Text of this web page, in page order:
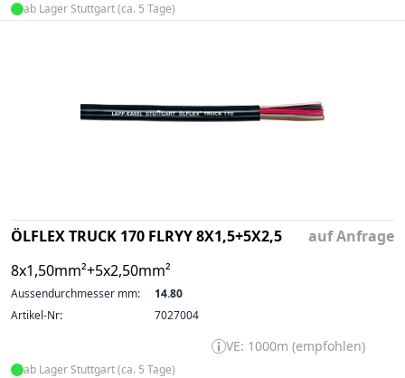
ab Lager Stuttgart (ca. 5 Tage)
ÖLFLEX TRUCK 170 FLRYY 8X1,5+5X2,5
8x1,50mm²+5x2,50mm²
auf Anfrage
Aussendurchmesser mm:
14.80
Artikel-Nr:
7027004
VE: 1000m (empfohlen)
ab Lager Stuttgart (ca. 5 Tage)